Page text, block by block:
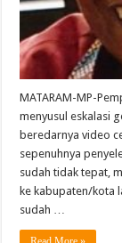
MATARAM-MP-
menyusul eskalasi
beredarnya video
sepenuhnya
sudah tidak tepat,
ke kabupaten/kota
sudah …